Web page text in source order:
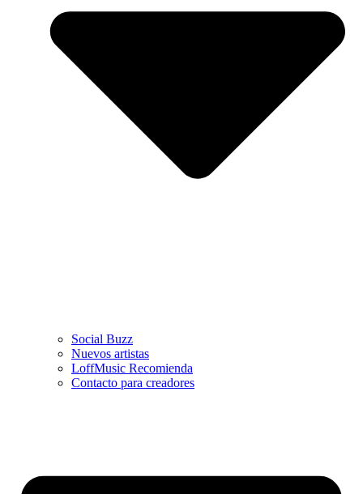
Social Buzz
Nuevos artistas
LoffMusic Recomienda
Contacto para creadores